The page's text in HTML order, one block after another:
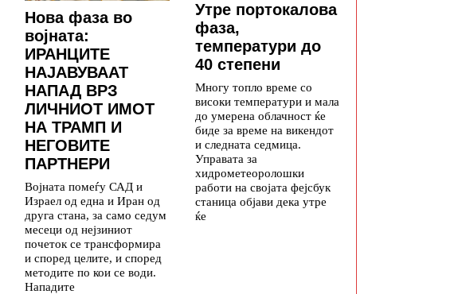
Нова фаза во
војната:
ИРАНЦИТЕ
НАЈАВУВААТ
НАПАД ВРЗ
ЛИЧНИОТ ИМОТ
НА ТРАМП И
НЕГОВИТЕ
ПАРТНЕРИ
Војната помеѓу САД и
Израел од една и Иран од
друга стана, за само седум
месеци од нејзиниот
почеток се трансформира
и според целите, и според
методите по кои се води.
Нападите
Утре портокалова
фаза,
температури до
40 степени
Многу топло време со
високи температури и мала
до умерена облачност ќе
биде за време на викендот
и следната седмица.
Управата за
хидрометеоролошки
работи на својата фејсбук
станица објави дека утре
ќе